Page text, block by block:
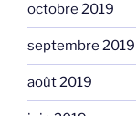
octobre 2019
septembre 2019
août 2019